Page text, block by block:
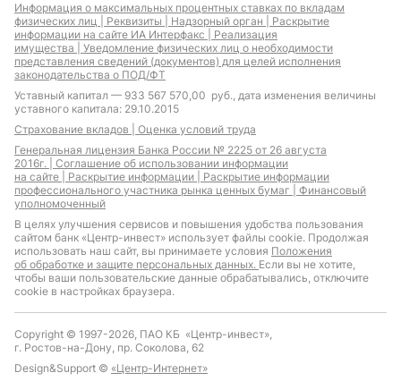
Информация о максимальных процентных ставках по вкладам
физических лиц | Реквизиты | Надзорный орган | Раскрытие
информации на сайте ИА Интерфакс | Реализация
имущества | Уведомление физических лиц о необходимости
представления сведений (документов) для целей исполнения
законодательства о ПОД/ФТ
Уставный капитал — 933 567 570,00 руб., дата изменения величины
уставного капитала: 29.10.2015
Страхование вкладов | Оценка условий труда
Генеральная лицензия Банка России № 2225 от 26 августа
2016г. | Соглашение об использовании информации
на сайте | Раскрытие информации | Раскрытие информации
профессионального участника рынка ценных бумаг | Финансовый
уполномоченный
В целях улучшения сервисов и повышения удобства пользования
сайтом банк «Центр-инвест» использует файлы cookie. Продолжая
использовать наш сайт, вы принимаете условия Положения
об обработке и защите персональных данных. Если вы не хотите,
чтобы ваши пользовательские данные обрабатывались, отключите
cookie в настройках браузера.
Copyright © 1997-2026, ПАО КБ «Центр-инвест»,
г. Ростов-на-Дону, пр. Соколова, 62
Design&Support © «Центр-Интернет»